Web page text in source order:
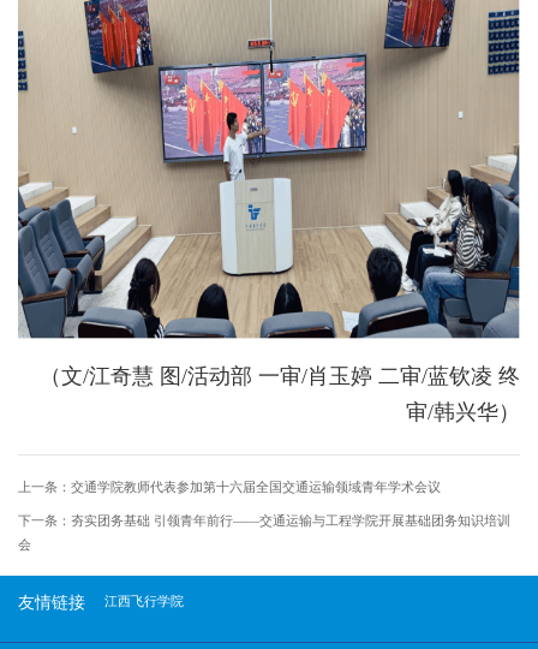
（文/江奇慧 图/活动部 一审/肖玉婷 二审/蓝钦凌 终
审/韩兴华）
上一条： 交通学院教师代表参加第十六届全国交通运输领域青年学术会议
下一条： 夯实团务基础 引领青年前行——交通运输与工程学院开展基础团务知识培训
会
友情链接 江西飞行学院